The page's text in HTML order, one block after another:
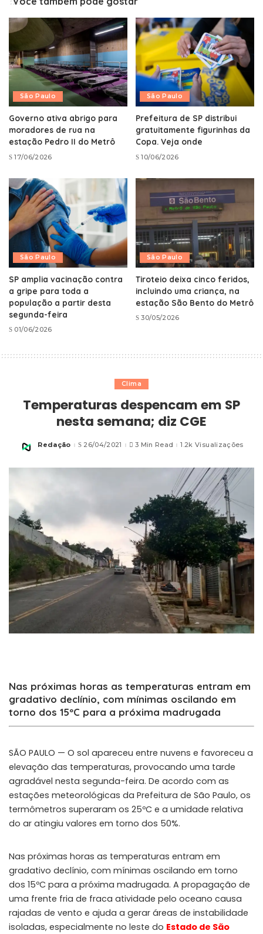
São Paulo
Governo ativa abrigo para
moradores de rua na
estação Pedro II do Metrô
17/06/2026
São Paulo
Prefeitura de SP distribui
gratuitamente figurinhas da
Copa. Veja onde
10/06/2026
São Paulo
SP amplia vacinação contra
a gripe para toda a
população a partir desta
segunda-feira
01/06/2026
São Paulo
Tiroteio deixa cinco feridos,
incluindo uma criança, na
estação São Bento do Metrô
30/05/2026
Clima
Temperaturas despencam em SP
nesta semana; diz CGE
Posted
Redação 26/04/2021 3 Min Read 1.2k Visualizações
Nas próximas horas as temperaturas entram em
gradativo declínio, com mínimas oscilando em
torno dos 15ºC para a próxima madrugada
SÃO PAULO — O sol apareceu entre nuvens e favoreceu a
elevação das temperaturas, provocando uma tarde
agradável nesta segunda-feira. De acordo com as
estações meteorológicas da Prefeitura de São Paulo, os
termômetros superaram os 25ºC e a umidade relativa
do ar atingiu valores em torno dos 50%.
Nas próximas horas as temperaturas entram em
gradativo declínio, com mínimas oscilando em torno
dos 15ºC para a próxima madrugada. A propagação de
uma frente fria de fraca atividade pelo oceano causa
rajadas de vento e ajuda a gerar áreas de instabilidade
isoladas, especialmente no leste do Estado de São